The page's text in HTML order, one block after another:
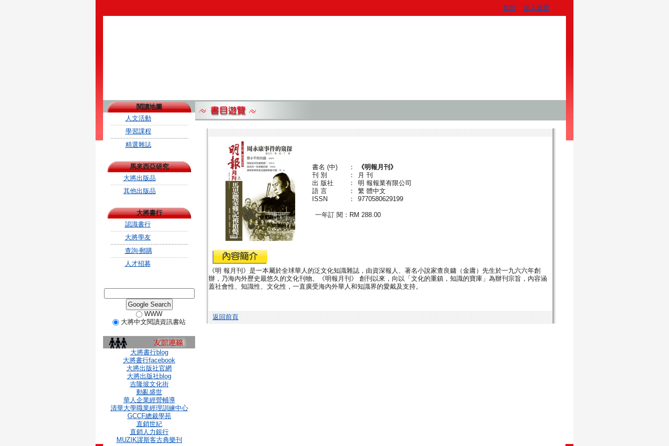
首頁 加入最愛
閱讀地圖
人文活動
學習課程
精選雜誌
馬來西亞研究
大將出版品
其他出版品
大將書行
認識書行
大將學友
查詢‧郵購
人才招募
WWW
大將中文閱讀資訊書站
大將書行blog
大將書行facebook
大將出版社官網
大將出版社blog
吉隆坡文化街
動亂盛世
華人企業經營輔導
清華大學職業經理訓練中心
GCCF總裁學苑
直銷世紀
直銷人力銀行
MUZIK謬斯客古典樂刊
書名 (中) ：
《明報月刊》
刊 別
：
月 刊
出 版社
：
明 報報業有限公司
語 言
：
繁 體中文
ISSN
： 9770580629199
一年訂 閱：RM 288.00
《明 報月刊》是一本屬於全球華人的泛文化知識雜誌，由資深報人、著名小說家查良鏞（金庸）先生於一九六六年創
辦，乃海內外歷史最悠久的文化刊物。《明報月刊》 創刊以來，向以「文化的重鎮，知識的寶庫」為辦刊宗旨，內容涵
蓋社會性、知識性、文化性，一直廣受海內外華人和知識界的愛戴及支持。
返回前頁